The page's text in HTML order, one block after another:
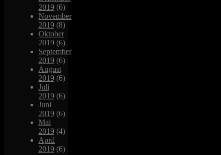
2019 (6)
November
2019 (8)
Oktober
2019 (6)
September
2019 (6)
August
2019 (6)
Juli
2019 (6)
Juni
2019 (6)
Mai
2019 (4)
April
2019 (6)